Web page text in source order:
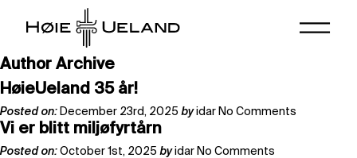
Author Archive
HøieUeland 35 år!
Posted on: December 23rd, 2025 byidar No Comments
Vi er blitt miljøfyrtårn
Posted on: October 1st, 2025 byidar No Comments